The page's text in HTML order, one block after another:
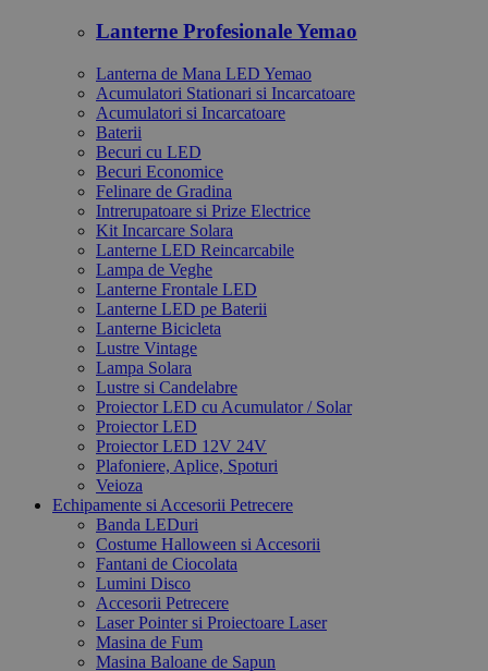
Lanterne Profesionale Yemao
Lanterna de Mana LED Yemao
Acumulatori Stationari si Incarcatoare
Acumulatori si Incarcatoare
Baterii
Becuri cu LED
Becuri Economice
Felinare de Gradina
Intrerupatoare si Prize Electrice
Kit Incarcare Solara
Lanterne LED Reincarcabile
Lampa de Veghe
Lanterne Frontale LED
Lanterne LED pe Baterii
Lanterne Bicicleta
Lustre Vintage
Lampa Solara
Lustre si Candelabre
Proiector LED cu Acumulator / Solar
Proiector LED
Proiector LED 12V 24V
Plafoniere, Aplice, Spoturi
Veioza
Echipamente si Accesorii Petrecere
Banda LEDuri
Costume Halloween si Accesorii
Fantani de Ciocolata
Lumini Disco
Accesorii Petrecere
Laser Pointer si Proiectoare Laser
Masina de Fum
Masina Baloane de Sapun